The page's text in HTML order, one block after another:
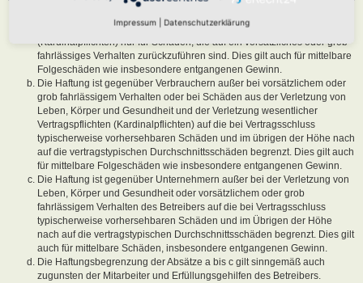
Der Betreiber haftet mit Ausnahme der Verletzung von Leben, Körper
und Gesundheit und der Verletzung wesentlicher Vertragspflichten
(Kardinalpflichten) nur für Schäden, die auf ein vorsätzliches oder grob
fahrlässiges Verhalten zurückzuführen sind. Dies gilt auch für mittelbare
Folgeschäden wie insbesondere entgangenen Gewinn.
Die Haftung ist gegenüber Verbrauchern außer bei vorsätzlichem oder
grob fahrlässigem Verhalten oder bei Schäden aus der Verletzung von
Leben, Körper und Gesundheit und der Verletzung wesentlicher
Vertragspflichten (Kardinalpflichten) auf die bei Vertragsschluss
typischerweise vorhersehbaren Schäden und im übrigen der Höhe nach
auf die vertragstypischen Durchschnittsschäden begrenzt. Dies gilt auch
für mittelbare Folgeschäden wie insbesondere entgangenen Gewinn.
Die Haftung ist gegenüber Unternehmern außer bei der Verletzung von
Leben, Körper und Gesundheit oder vorsätzlichem oder grob
fahrlässigem Verhalten des Betreibers auf die bei Vertragsschluss
typischerweise vorhersehbaren Schäden und im Übrigen der Höhe
nach auf die vertragstypischen Durchschnittsschäden begrenzt. Dies gilt
auch für mittelbare Schäden, insbesondere entgangenen Gewinn.
Die Haftungsbegrenzung der Absätze a bis c gilt sinngemäß auch
zugunsten der Mitarbeiter und Erfüllungsgehilfen des Betreibers.
Impressum Datenschutzerklärung